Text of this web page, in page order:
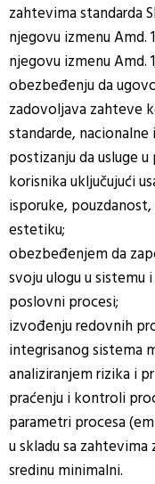
zahtevima standarda
njegovu izmenu Amd.
njegovu izmenu Amd.
obezbeđenju da
zadovoljava zahteve
standarde, nacionalne
postizanju da usluge
korisnika uključujući
isporuke,
estetiku;
obezbeđenjem da
svoju ulogu u sistemu
poslovni procesi;
izvođenju redovnih
integrisanog sistema
analiziranjem rizika i
praćenju i kontroli
parametri procesa
u skladu sa
sredinu minimalni.